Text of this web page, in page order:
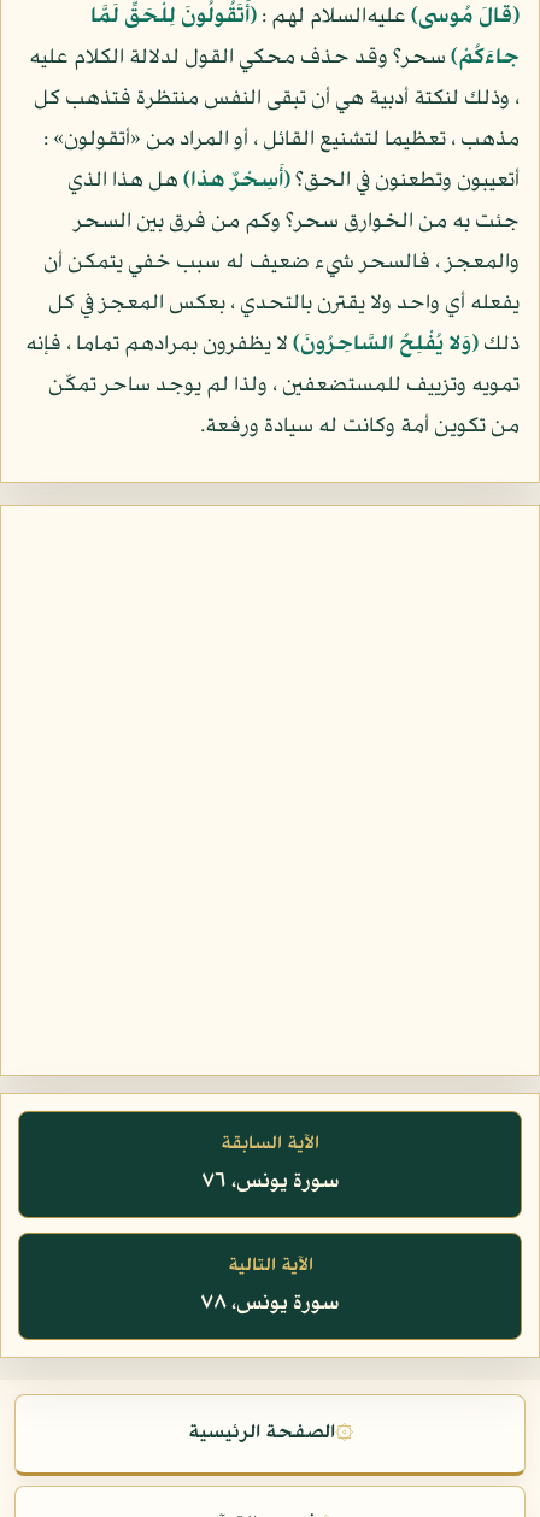
(قالَ مُوسى)عليه‌السلام لهم :(أَتَقُولُونَ لِلْحَقِّ لَمَّا
جاءَكُمْ)سحر؟ وقد حذف محكي القول لدلالة الكلام عليه
، وذلك لنكتة أدبية هي أن تبقى النفس منتظرة فتذهب كل
مذهب ، تعظيما لتشنيع القائل ، أو المراد من «أتقولون» :
أتعيبون وتطعنون في الحق؟(أَسِحْرٌ هذا)هل هذا الذي
جئت به من الخوارق سحر؟ وكم من فرق بين السحر
والمعجز ، فالسحر شيء ضعيف له سبب خفي يتمكن أن
يفعله أي واحد ولا يقترن بالتحدي ، بعكس المعجز في كل
ذلك(وَلا يُفْلِحُ السَّاحِرُونَ)لا يظفرون بمرادهم تماما ، فإنه
تمويه وتزييف للمستضعفين ، ولذا لم يوجد ساحر تمكّن
من تكوين أمة وكانت له سيادة ورفعة.
الآية السابقة
سورة يونس، ٧٦
الآية التالية
سورة يونس، ٧٨
۞الصفحة الرئيسية